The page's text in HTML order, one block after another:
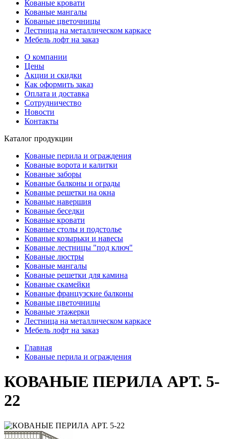
Кованые кровати
Кованые мангалы
Кованые цветочницы
Лестница на металлическом каркасе
Мебель лофт на заказ
О компании
Цены
Акции и скидки
Как оформить заказ
Оплата и доставка
Сотрудничество
Новости
Контакты
Каталог продукции
Кованые перила и ограждения
Кованые ворота и калитки
Кованые заборы
Кованые балконы и ограды
Кованые решетки на окна
Кованые навершия
Кованые беседки
Кованые кровати
Кованые столы и подстолье
Кованые козырьки и навесы
Кованые лестницы "под ключ"
Кованые люстры
Кованые мангалы
Кованые решетки для камина
Кованые скамейки
Кованые французские балконы
Кованые цветочницы
Кованые этажерки
Лестница на металлическом каркасе
Мебель лофт на заказ
Главная
Кованые перила и ограждения
КОВАНЫЕ ПЕРИЛА АРТ. 5-
22